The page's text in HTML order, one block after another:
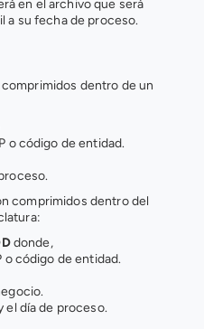
en el archivo que será
a su fecha de proceso.
dentro de un
o código de entidad.
comprimidos dentro del
donde,
o código de entidad.
el día de proceso.